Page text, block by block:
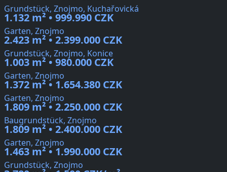
Grundstück, Znojmo, Kuchařovická
1.132 m² • 999.990 CZK
Garten, Znojmo
2.423 m² • 2.399.000 CZK
Grundstück, Znojmo, Konice
1.003 m² • 980.000 CZK
Garten, Znojmo
1.372 m² • 1.654.380 CZK
Garten, Znojmo
1.809 m² • 2.250.000 CZK
Baugrundstück, Znojmo
1.809 m² • 2.400.000 CZK
Garten, Znojmo
1.463 m² • 1.990.000 CZK
Grundstück, Znojmo